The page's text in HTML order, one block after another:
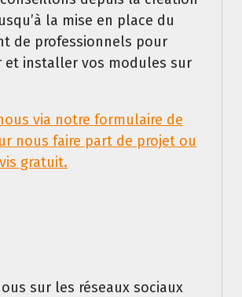
la mise en place du
de professionnels pour
et installer vos modules sur
via notre formulaire de
nous faire part de projet ou
gratuit.
sur les réseaux sociaux